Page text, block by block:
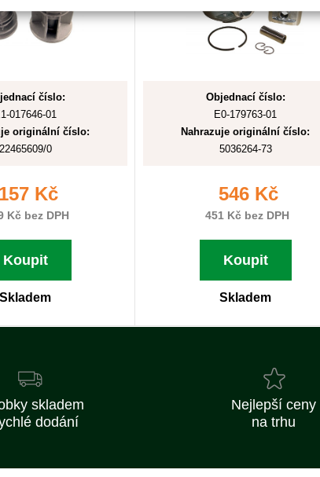
číslo:
017646-01
originální číslo:
22465609/0
157 Kč
Kč bez DPH
Koupit
Skladem
Objednací číslo:
E0-179763-01
Nahrazuje originální číslo:
5036264-73
546 Kč
451 Kč bez DPH
Koupit
Skladem
skladem
dodání
Nejlepší ceny
na trhu